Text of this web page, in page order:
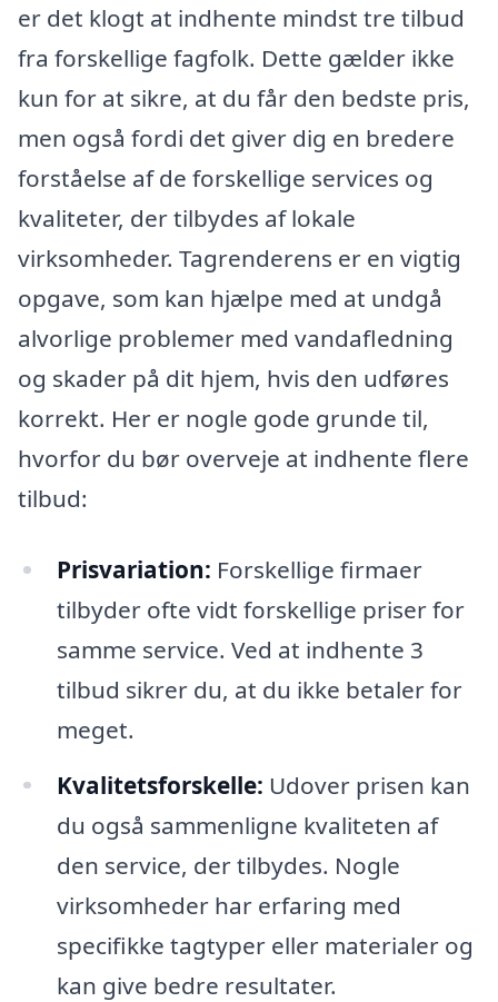
er det klogt at indhente mindst tre tilbud
fra forskellige fagfolk. Dette gælder ikke
kun for at sikre, at du får den bedste pris,
men også fordi det giver dig en bredere
forståelse af de forskellige services og
kvaliteter, der tilbydes af lokale
virksomheder. Tagrenderens er en vigtig
opgave, som kan hjælpe med at undgå
alvorlige problemer med vandafledning
og skader på dit hjem, hvis den udføres
korrekt. Her er nogle gode grunde til,
hvorfor du bør overveje at indhente flere
tilbud:
Prisvariation: Forskellige firmaer
tilbyder ofte vidt forskellige priser for
samme service. Ved at indhente 3
tilbud sikrer du, at du ikke betaler for
meget.
Kvalitetsforskelle: Udover prisen kan
du også sammenligne kvaliteten af
den service, der tilbydes. Nogle
virksomheder har erfaring med
specifikke tagtyper eller materialer og
kan give bedre resultater.